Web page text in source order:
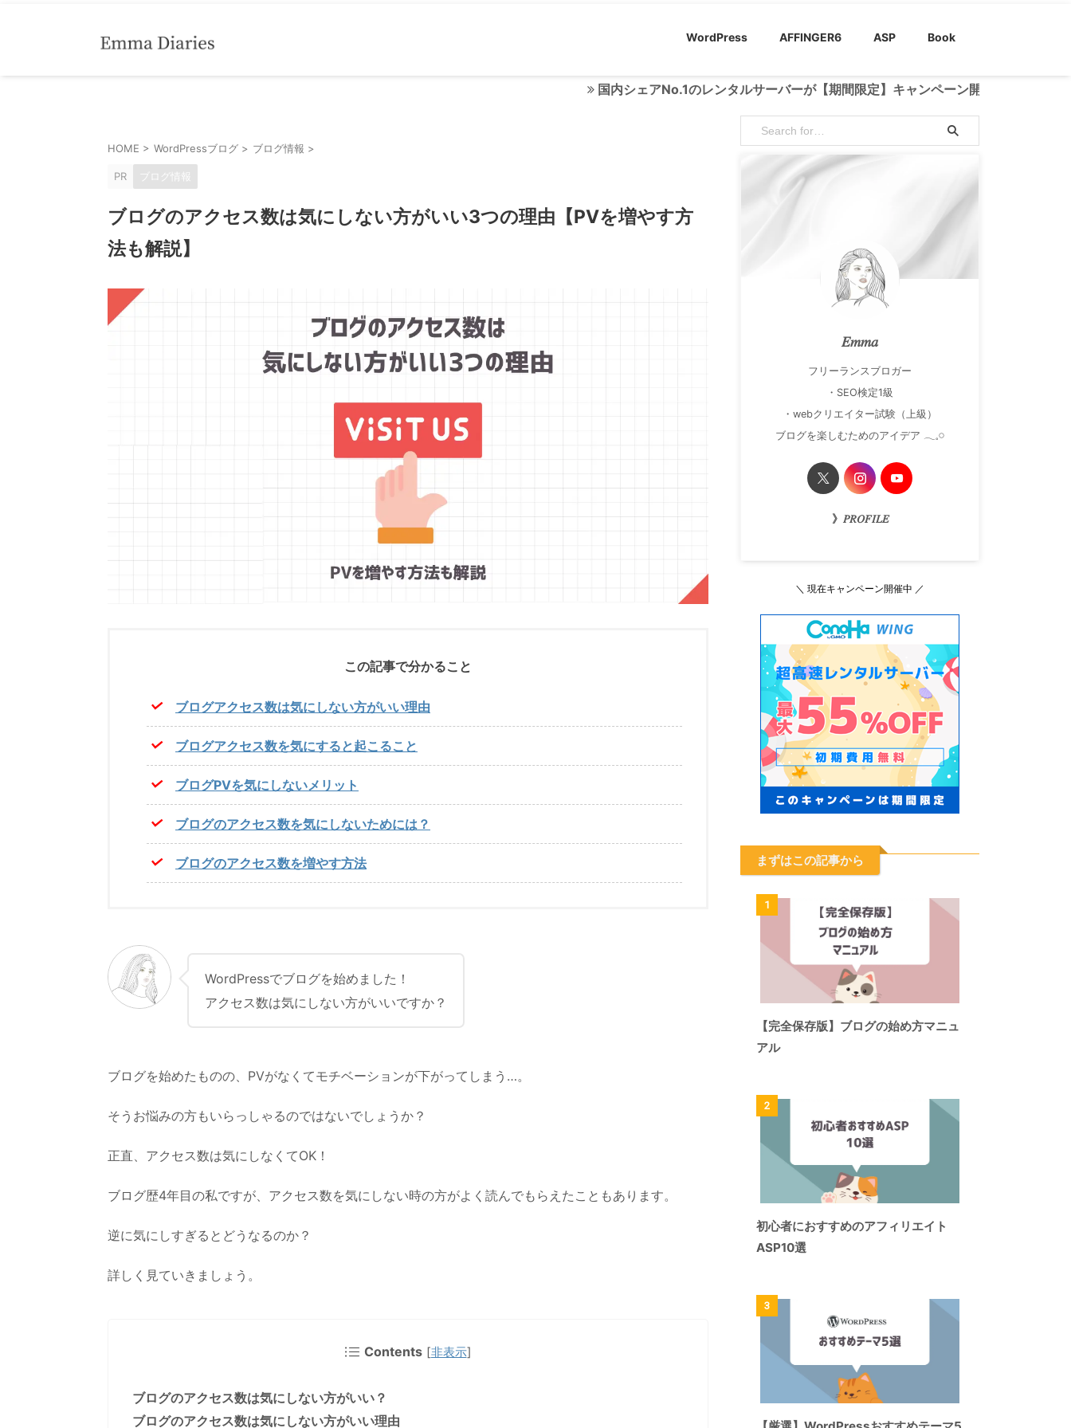
WordPress AFFINGER6 ASP Book
国内シェアNo.1のレンタルサーバーが【期間限定】キャンペーン開催中！
HOME > WordPressブログ > ブログ情報 >
PR ブログ情報
ブログのアクセス数は気にしない方がいい3つの理由【PVを増やす方
法も解説】
この記事で分かること
ブログアクセス数は気にしない方がいい理由
ブログアクセス数を気にすると起こること
ブログPVを気にしないメリット
ブログのアクセス数を気にしないためには？
ブログのアクセス数を増やす方法
WordPressでブログを始めました！
アクセス数は気にしない方がいいですか？
ブログを始めたものの、PVがなくてモチベーションが下がってしまう…。
そうお悩みの方もいらっしゃるのではないでしょうか？
正直、アクセス数は気にしなくてOK！
ブログ歴4年目の私ですが、アクセス数を気にしない時の方がよく読んでもらえたこともあります。
逆に気にしすぎるとどうなるのか？
詳しく見ていきましょう。
Contents [非表示]
ブログのアクセス数は気にしない方がいい？
ブログのアクセス数は気にしない方がいい理由
𝐸𝑚𝑚𝑎
フリーランスブロガー
・SEO検定1級
・webクリエイター試験（上級）
ブログを楽しむためのアイデア 𓂃𓈒𓏸
》𝑃𝑅𝑂𝐹𝐼𝐿𝐸
＼ 現在キャンペーン開催中 ／
まずはこの記事から
1
【完全保存版】ブログの始め方マニュ
アル
2
初心者におすすめのアフィリエイト
ASP10選
3